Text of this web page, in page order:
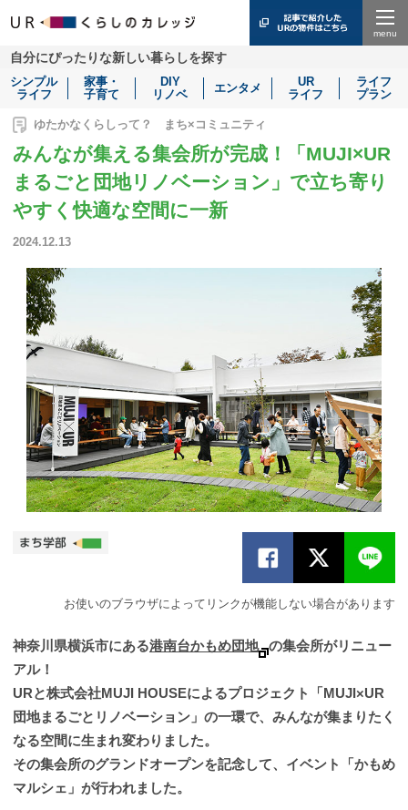
自分にぴったりな新しい暮らしを探す
シンプル
ライフ
家事・
子育て
DIY
リノベ
エンタメ
UR
ライフ
ライフ
プラン
ゆたかなくらしって？ まち×コミュニティ
みんなが集える集会所が完成！「MUJI×UR
まるごと団地リノベーション」で立ち寄り
やすく快適な空間に一新
2024.12.13
お使いのブラウザによってリンクが機能しない場合があります
神奈川県横浜市にある港南台かもめ団地
の集会所がリニュー
アル！
URと株式会社MUJI HOUSEによるプロジェクト「MUJI×UR
団地まるごとリノベーション」の一環で、みんなが集まりたく
なる空間に生まれ変わりました。
その集会所のグランドオープンを記念して、イベント「かもめ
マルシェ」が行われました。